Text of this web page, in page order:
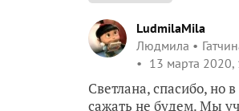
LudmilaMila
Людмила
13 марта 2020,
Светлана, спасибо, но
сажать не будем. Мы